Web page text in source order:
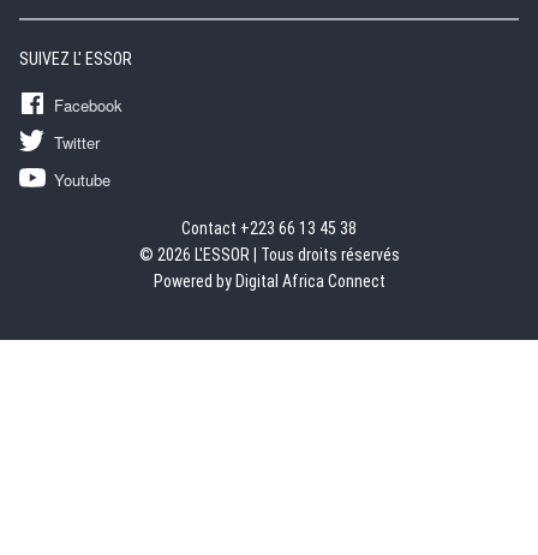
SUIVEZ L' ESSOR
Facebook
Twitter
Youtube
Contact +223 66 13 45 38
© 2026 L'ESSOR | Tous droits réservés
Powered by Digital Africa Connect